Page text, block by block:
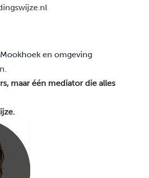
en omgeving
maar één mediator die alles